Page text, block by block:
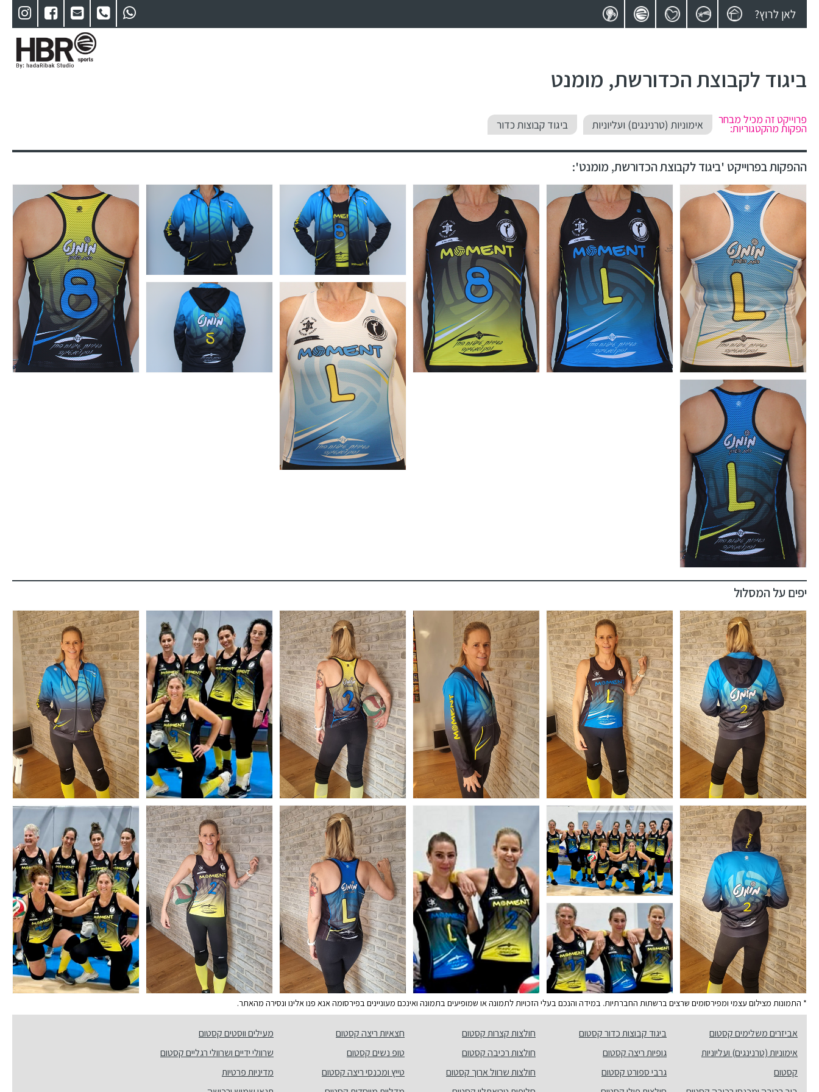
לאן לרוץ?
ביגוד לקבוצת הכדורשת, מומנט
פרוייקט זה מכיל מבחר
הפקות מהקטגוריות: אימוניות (טרנינגים) ועליוניות ביגוד קבוצות כדור
ההפקות בפרוייקט 'ביגוד לקבוצת הכדורשת, מומנט':
יפים על המסלול
* התמונות מצילום עצמי ומפירסומים שרצים ברשתות החברתיות. במידה והנכם בעלי הזכויות לתמונה או שמופיעים בתמונה ואינכם מעוניינים בפירסומה אנא פנו אלינו ונסירה מהאתר.
אביזרים משלימים קסטום
אימוניות (טרנינגים) ועליוניות
קסטום
ביגוד קבוצות כדור קסטום
גופיות ריצה קסטום
גרבי ספורט קסטום
חולצות קצרות קסטום
חולצות רכיבה קסטום
חולצות שרוול ארוך קסטום
חצאיות ריצה קסטום
טופ נשים קסטום
טייץ ומכנסי ריצה קסטום
מעילים ווסטים קסטום
שרוולי ידיים ושרוולי רגליים קסטום
מדיניות פרטיות